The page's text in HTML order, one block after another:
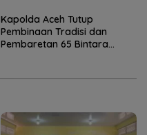
Kapolda Aceh Tutup
Pembinaan Tradisi dan
Pembaretan 65 Bintara